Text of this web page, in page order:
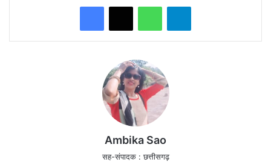
WhatsAppTelegram
Ambika Sao
सह-संपादक : छत्तीसगढ़